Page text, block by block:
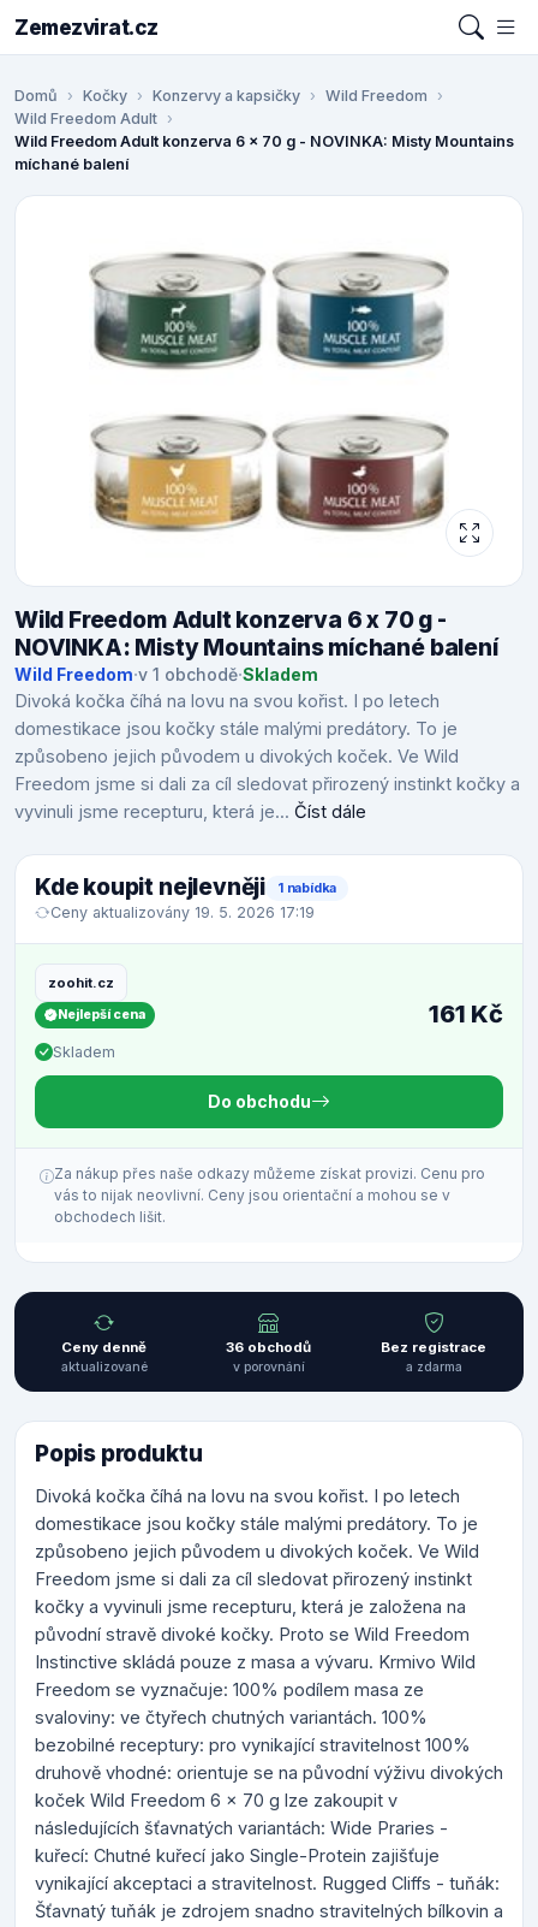
Zemezvirat.cz
Domů Kočky Konzervy a kapsičky
Wild Freedom
Wild Freedom Adult
Wild Freedom Adult konzerva 6 x 70 g - NOVINKA: Misty Mountains
míchané balení
Wild Freedom Adult konzerva 6 x 70 g -
NOVINKA: Misty Mountains míchané balení
Wild Freedom·v 1 obchodě·Skladem
Divoká kočka číhá na lovu na svou kořist. I po letech
domestikace jsou kočky stále malými predátory. To je
způsobeno jejich původem u divokých koček. Ve Wild
Freedom jsme si dali za cíl sledovat přirozený instinkt kočky a
vyvinuli jsme recepturu, která je... Číst dále
Kde koupit nejlevněji 1 nabídka
Ceny aktualizovány 19. 5. 2026 17:19
zoohit.cz
Nejlepší cena
Skladem
161 Kč
Do obchodu
Za nákup přes naše odkazy můžeme získat provizi. Cenu pro
vás to nijak neovlivní. Ceny jsou orientační a mohou se v
obchodech lišit.
Ceny denně
aktualizované
36 obchodů
v porovnání
Bez registrace
a zdarma
Popis produktu
Divoká kočka číhá na lovu na svou kořist. I po letech
domestikace jsou kočky stále malými predátory. To je
způsobeno jejich původem u divokých koček. Ve Wild
Freedom jsme si dali za cíl sledovat přirozený instinkt
kočky a vyvinuli jsme recepturu, která je založena na
původní stravě divoké kočky. Proto se Wild Freedom
Instinctive skládá pouze z masa a vývaru. Krmivo Wild
Freedom se vyznačuje: 100% podílem masa ze
svaloviny: ve čtyřech chutných variantách. 100%
bezobilné receptury: pro vynikající stravitelnost 100%
druhově vhodné: orientuje se na původní výživu divokých
koček Wild Freedom 6 x 70 g lze zakoupit v
následujících šťavnatých variantách: Wide Praries -
kuřecí: Chutné kuřecí jako Single-Protein zajišťuje
vynikající akceptaci a stravitelnost. Rugged Cliffs - tuňák:
Šťavnatý tuňák je zdrojem snadno stravitelných bílkovin a